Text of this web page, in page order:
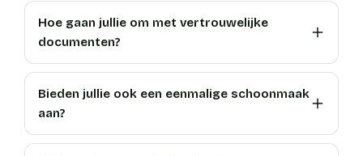
Hoe gaan jullie om met vertrouwelijke
documenten?
Bieden jullie ook een eenmalige schoonmaak
aan?